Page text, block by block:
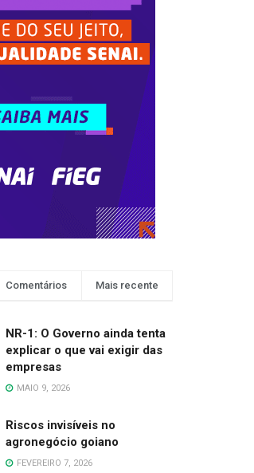
Comentários Mais recente
NR-1: O Governo ainda tenta
explicar o que vai exigir das
empresas
MAIO 9, 2026
Riscos invisíveis no
agronegócio goiano
FEVEREIRO 7, 2026